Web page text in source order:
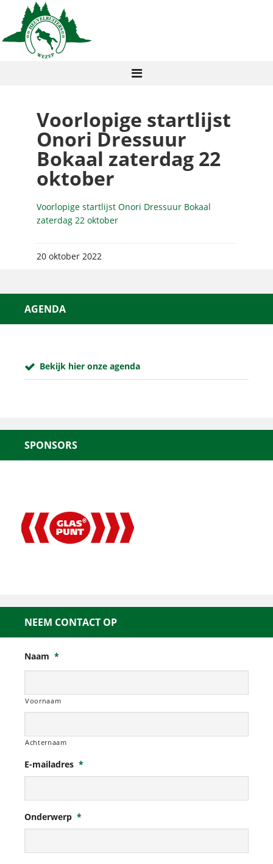
Voorlopige startlijst
Onori Dressuur
Bokaal zaterdag 22
oktober
Voorlopige startlijst Onori Dressuur Bokaal
zaterdag 22 oktober
20 oktober 2022
AGENDA
Bekijk hier onze agenda
SPONSORS
NEEM CONTACT OP
Naam *
Voornaam
Achternaam
E-mailadres *
Onderwerp *